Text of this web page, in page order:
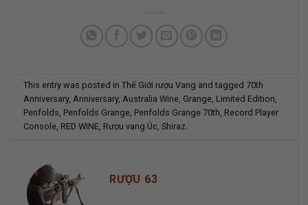
This entry was posted inThế Giới rượu Vang and tagged 70th
Anniversary, Anniversary, Australia Wine Grange Limited Edition
Penfolds Penfolds Grange Penfolds Grange 70th Record Player
Console RED WINE Rượu vang Úc ,Shiraz
RƯỢU 63